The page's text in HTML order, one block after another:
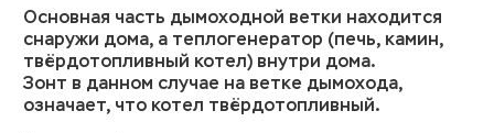
Основная часть дымоходной ветки находится
снаружи дома, а теплогенератор (печь, камин,
твёрдотопливный котел) внутри дома.
Зонт в данном случае на ветке дымохода,
означает, что котел твёрдотопливный.